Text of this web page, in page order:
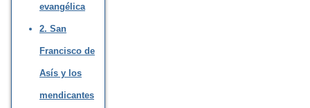
evangélica
2. San
Francisco de
Asís y los
mendicantes